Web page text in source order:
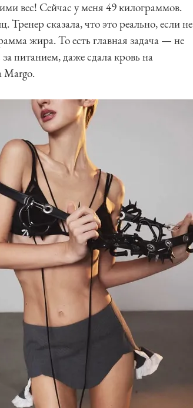
вес! Сейчас у меня 49 килограммов.
сказала, что это реально, если не
жира. То есть главная задача — не
питанием, даже сдала кровь на
Margo.